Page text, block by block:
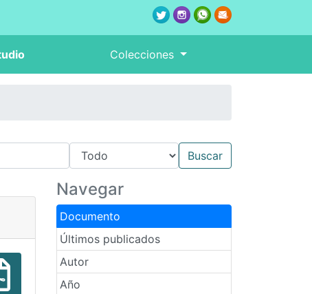
Colecciones
Navegar
Documento
Últimos publicados
Autor
Año